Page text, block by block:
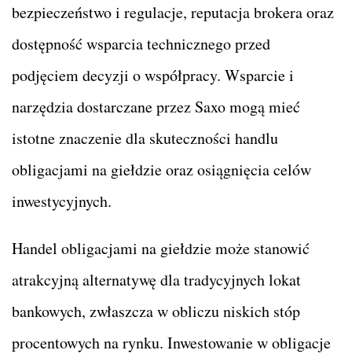
bezpieczeństwo i regulacje, reputacja brokera oraz
dostępność wsparcia technicznego przed
podjęciem decyzji o współpracy. Wsparcie i
narzędzia dostarczane przez Saxomogą mieć
istotne znaczenie dla skuteczności handlu
obligacjami na giełdzie oraz osiągnięcia celów
inwestycyjnych.
Handel obligacjami na giełdzie może stanowić
atrakcyjną alternatywę dla tradycyjnych lokat
bankowych, zwłaszcza w obliczu niskich stóp
procentowych na rynku. Inwestowanie w obligacje